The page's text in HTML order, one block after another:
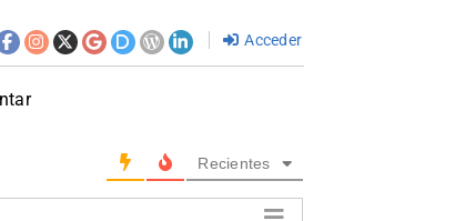
Acceder
Recientes